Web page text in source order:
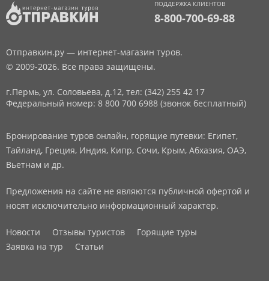
ПОДДЕРЖКА КЛИЕНТОВ
8-800-700-69-88
Отправкин.ру — интернет-магазин туров.
© 2009-2026. Все права защищены.
г.Пермь, ул. Соловьева, д.12, тел: (342) 255 42 17
Федеральный номер: 8 800 700 6988 (звонок бесплатный)
Бронирование туров онлайн, горящие путевки: Египет,
Тайланд, Греция, Индия, Кипр, Сочи, Крым, Абхазия, ОАЭ,
Вьетнам и др.
Предложения на сайте не являются публичной офертой и
носят исключительно информационный характер.
Новости Отзывы туристов
Горящие туры
Заявка на тур
Статьи